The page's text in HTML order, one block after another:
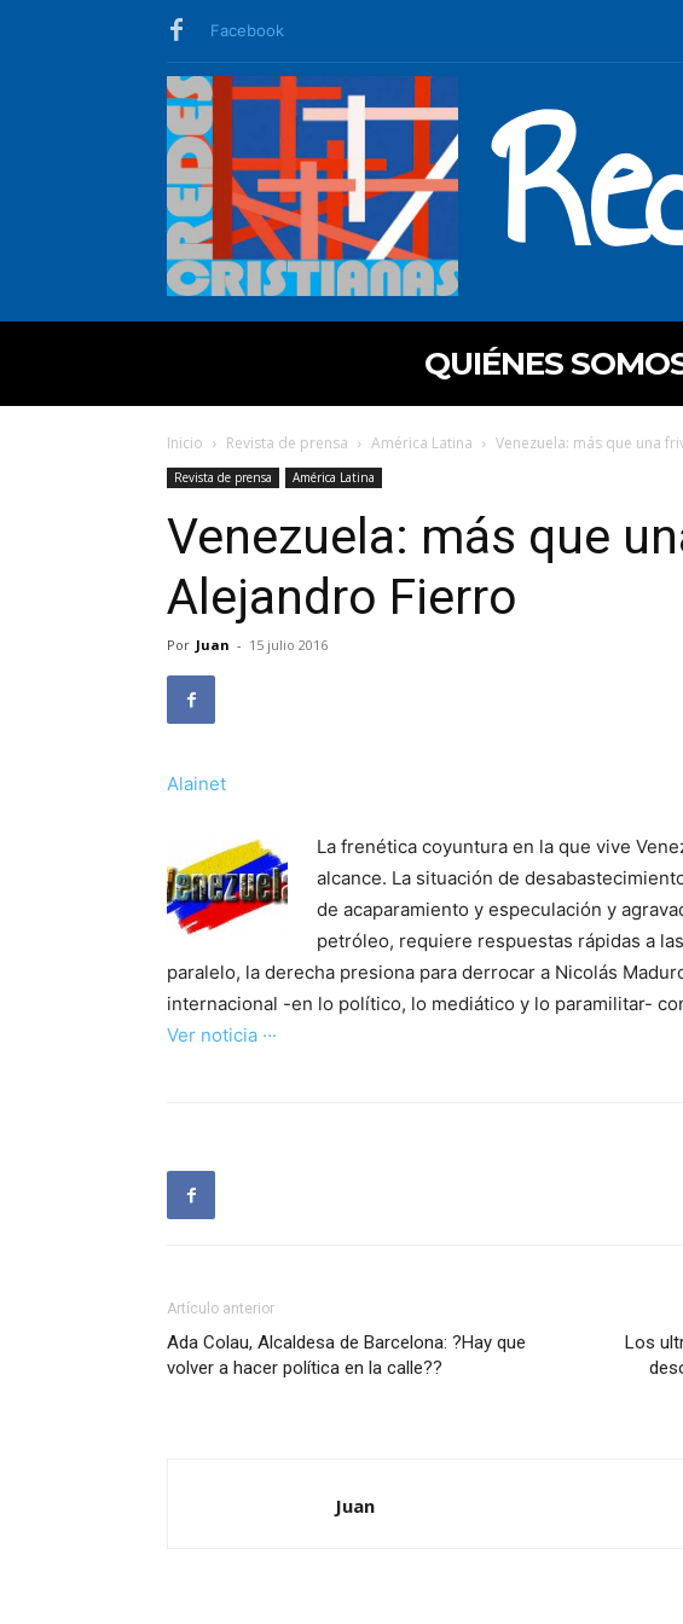
Facebook
QUIÉNES
Inicio Revista de prensa América Latina Venezuela: más que una
Revista de prensa América Latina
Venezuela: más que
Alejandro Fierro
Por Juan - 15 julio 2016
Alainet
La frenética coyuntura en la que vive
alcance. La situación de
de acaparamiento y especulación y
petróleo, requiere respuestas rápidas a
paralelo, la derecha presiona para derrocar a Nicolás
internacional -en lo político, lo mediático y lo paramilitar-
Ver noticia ···
Artículo anterior
Ada Colau, Alcaldesa de Barcelona: ?Hay que
volver a hacer política en la calle??
Los
Juan